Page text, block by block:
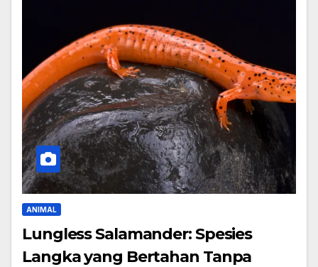
ANIMAL
Lungless Salamander: Spesies
Langka yang Bertahan Tanpa